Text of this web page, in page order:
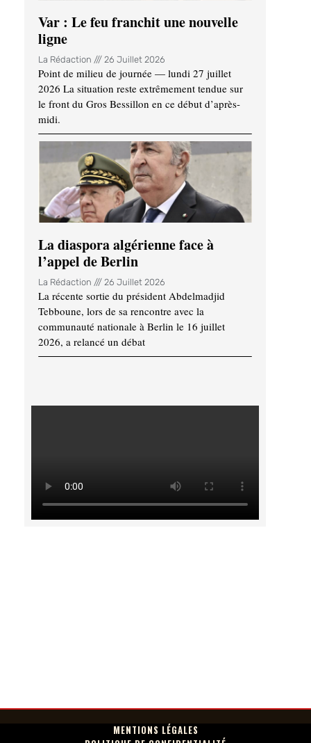
Var : Le feu franchit une nouvelle
ligne
La Rédaction 26 Juillet 2026
Point de milieu de journée — lundi 27 juillet
2026 La situation reste extrêmement tendue sur
le front du Gros Bessillon en ce début d’après-
midi.
La diaspora algérienne face à
l’appel de Berlin
La Rédaction 26 Juillet 2026
La récente sortie du président Abdelmadjid
Tebboune, lors de sa rencontre avec la
communauté nationale à Berlin le 16 juillet
2026, a relancé un débat
MENTIONS LÉGALES